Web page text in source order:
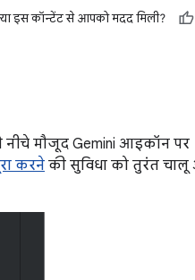
इस कॉन्टेंट से आपको मदद मिली?
मौजूद Gemini आइकॉन पर
करने की सुविधा को तुरंत